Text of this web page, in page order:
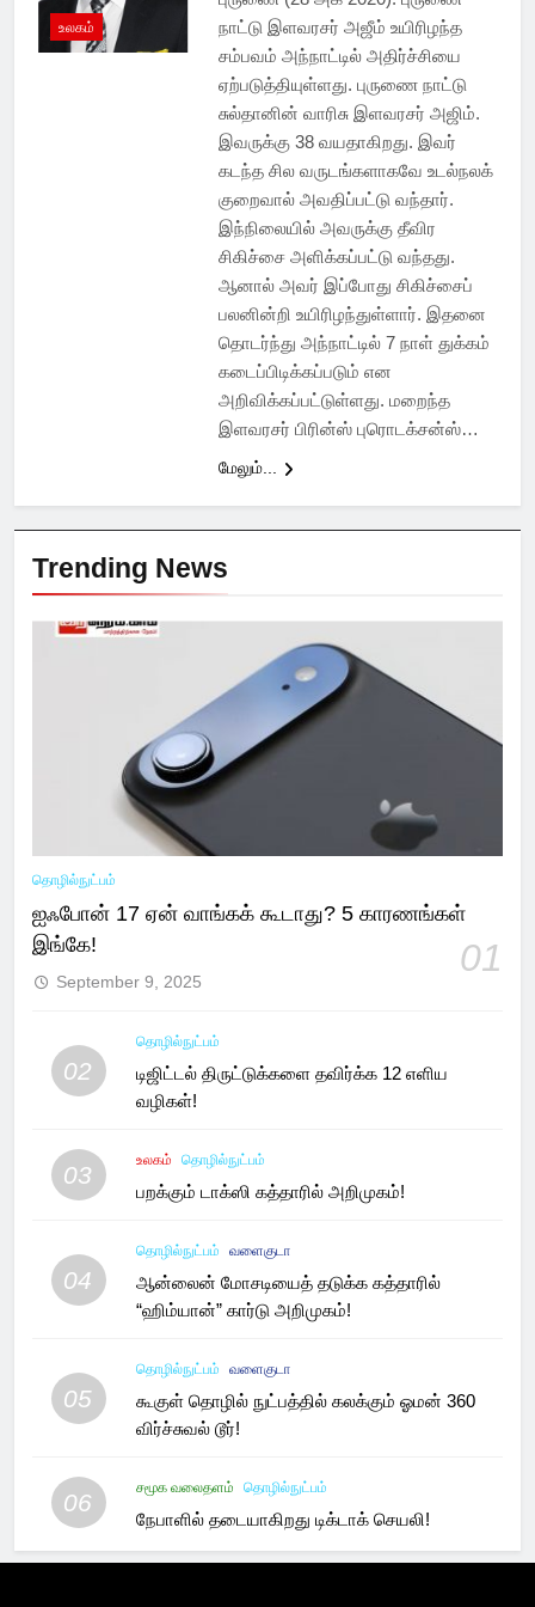
உலகம்
நாட்டு இளவரசர் அஜீம் உயிரிழந்த
சம்பவம் அந்நாட்டில் அதிர்ச்சியை
ஏற்படுத்தியுள்ளது. புருணை நாட்டு
சுல்தானின் வாரிசு இளவரசர் அஜிம்.
இவருக்கு 38 வயதாகிறது. இவர்
கடந்த சில வருடங்களாகவே உடல்நலக்
குறைவால் அவதிப்பட்டு வந்தார்.
இந்நிலையில் அவருக்கு தீவிர
சிகிச்சை அளிக்கப்பட்டு வந்தது.
ஆனால் அவர் இப்போது சிகிச்சைப்
பலனின்றி உயிரிழந்துள்ளார். இதனை
தொடர்ந்து அந்நாட்டில் 7 நாள் துக்கம்
கடைப்பிடிக்கப்படும் என
அறிவிக்கப்பட்டுள்ளது. மறைந்த
இளவரசர் பிரின்ஸ் புரொடக்சன்ஸ்…
மேலும்...
Trending News
தொழில்நுட்பம்
ஐஃபோன் 17 ஏன் வாங்கக் கூடாது? 5 காரணங்கள்
இங்கே!
01
September 9, 2025
02
தொழில்நுட்பம்
டிஜிட்டல் திருட்டுக்களை தவிர்க்க 12 எளிய
வழிகள்!
03
உலகம் தொழில்நுட்பம்
பறக்கும் டாக்ஸி கத்தாரில் அறிமுகம்!
04
தொழில்நுட்பம் வளைகுடா
ஆன்லைன் மோசடியைத் தடுக்க கத்தாரில்
“ஹிம்யான்” கார்டு அறிமுகம்!
05
தொழில்நுட்பம் வளைகுடா
கூகுள் தொழில் நுட்பத்தில் கலக்கும் ஓமன் 360
விர்ச்சுவல் டூர்!
06
சமூக வலைதளம் தொழில்நுட்பம்
நேபாளில் தடையாகிறது டிக்டாக் செயலி!